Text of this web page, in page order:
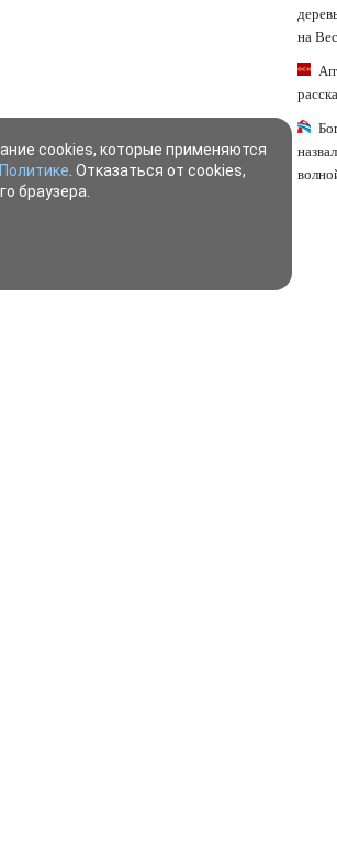
на
cookies, которые применяются
Политике . Отказаться от cookies,
браузера.